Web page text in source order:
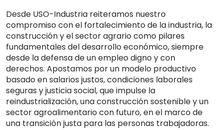
Desde USO-Industria reiteramos nuestro
compromiso con el fortalecimiento de la industria, la
construcción y el sector agrario como pilares
fundamentales del desarrollo económico, siempre
desde la defensa de un empleo digno y con
derechos. Apostamos por un modelo productivo
basado en salarios justos, condiciones laborales
seguras y justicia social, que impulse la
reindustrialización, una construcción sostenible y un
sector agroalimentario con futuro, en el marco de
una transición justa para las personas trabajadoras.